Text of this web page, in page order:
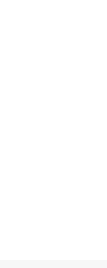
you can visit Bos &
Public transportation
around the corner.
stairwell,
to all rooms. The
is also the
The bathroom
wall, a shower
the following
freezer. Adjacent is